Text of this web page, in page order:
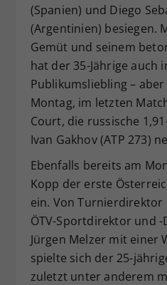
(Spanien) und Diego
(Argentinien) besiegen.
Gemüt und seinem
hat der 35-Jährige auch
Publikumsliebling –
Montag, im letzten
Court, die russische
Ivan Gakhov (ATP 273)
Ebenfalls bereits am
Kopp der erste
ein. Von Turnierdirektor
ÖTV-Sportdirektor und -
Jürgen Melzer mit einer
spielte sich der 25-
zuletzt unter anderem